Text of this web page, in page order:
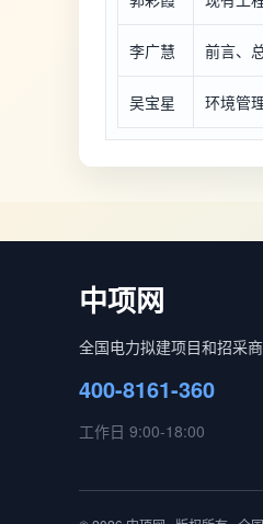
李广慧 前言、
吴宝星 环境管
中项网
全国电力拟建项目和招采
400-8161-360
工作日 9:00-18:00